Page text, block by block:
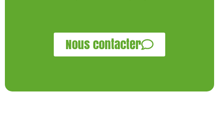
Nous contacter